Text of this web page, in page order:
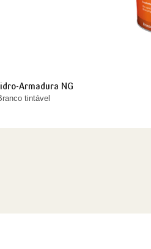
Armadura NG
tintável